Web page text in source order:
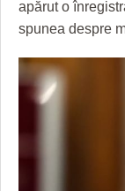
ALTE
ETICA
JURNAL DE
ZÂMBETE
GRĂDINA
ZIARISTU’
TIMP LIBER
CRONICĂ
ECONOMIC
AFACERI
SĂNĂTATE
MAI MULTE
apărut o
spunea despre